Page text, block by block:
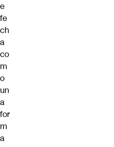
e
fe
ch
a
co
m
o
un
a
for
m
a